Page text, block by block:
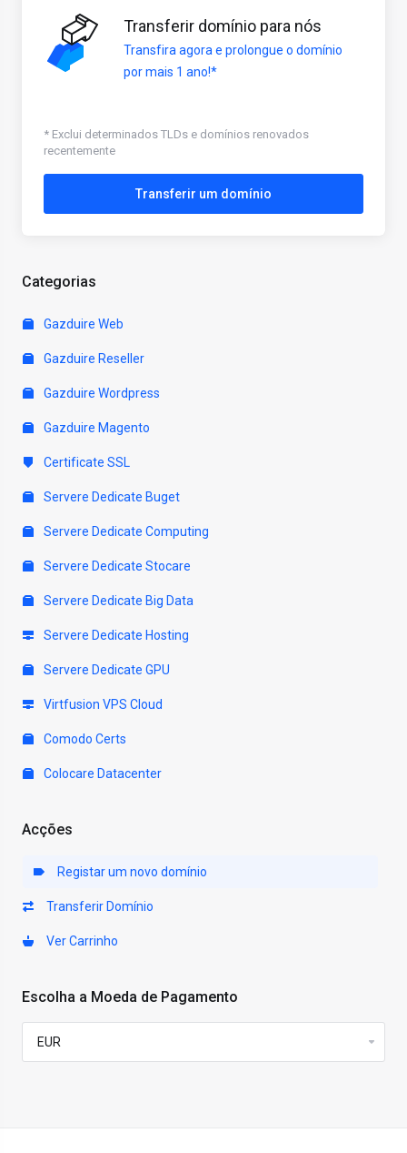
Categorias
Gazduire Web
Gazduire Reseller
Gazduire Wordpress
Gazduire Magento
Certificate SSL
Servere Dedicate Buget
Servere Dedicate Computing
Servere Dedicate Stocare
Servere Dedicate Big Data
Servere Dedicate Hosting
Servere Dedicate GPU
Virtfusion VPS Cloud
Comodo Certs
Colocare Datacenter
Acções
Registar um novo domínio
Transferir Domínio
Ver Carrinho
Escolha a Moeda de Pagamento
Transferir domínio para nós
Transfira agora e prolongue o domínio
por mais 1 ano!*
* Exclui determinados TLDs e domínios renovados
recentemente
Transferir um domínio